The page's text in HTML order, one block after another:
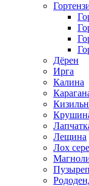
Дёрен
Ирга
Калина
Лещина
Лох